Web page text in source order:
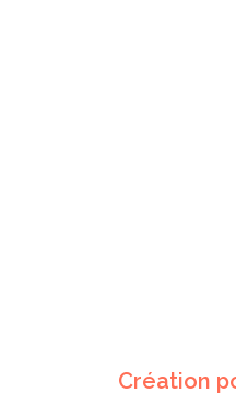
Création